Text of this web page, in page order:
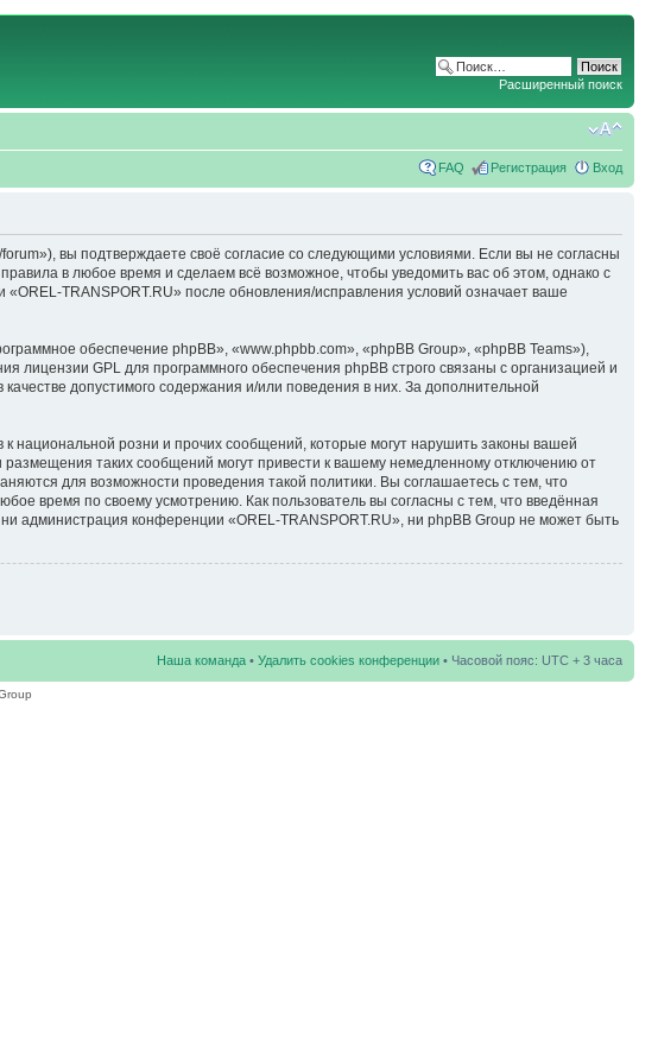
Расширенный поиск
FAQ Регистрация Вход
вы подтверждаете своё согласие со следующими условиями. Если вы не согласны
в любое время и сделаем всё возможное, чтобы уведомить вас об этом, однако с
TRANSPORT.RU» после обновления/исправления условий означает ваше
обеспечение phpBB», «www.phpbb.com», «phpBB Group», «phpBB Teams»),
лицензии GPL для программного обеспечения phpBB строго связаны с организацией и
допустимого содержания и/или поведения в них. За дополнительной
национальной розни и прочих сообщений, которые могут нарушить законы вашей
таких сообщений могут привести к вашему немедленному отключению от
для возможности проведения такой политики. Вы соглашаетесь с тем, что
время по своему усмотрению. Как пользователь вы согласны с тем, что введённая
администрация конференции «OREL-TRANSPORT.RU», ни phpBB Group не может быть
Наша команда • Удалить cookies конференции • Часовой пояс: UTC + 3 часа